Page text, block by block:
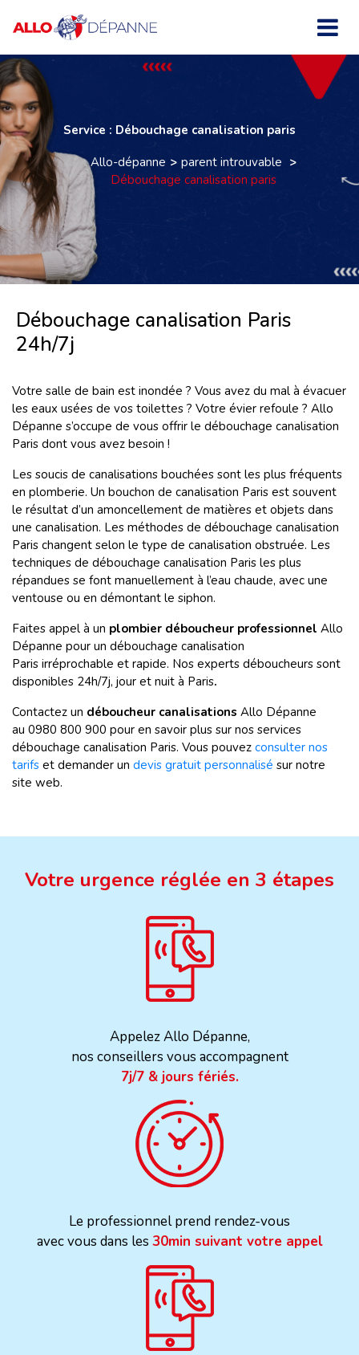
Service : Débouchage canalisation paris
Allo-dépanne
parent introuvable
Débouchage canalisation paris
Débouchage canalisation Paris
24h/7j
Votre salle de bain est inondée ? Vous avez du mal à évacuer
les eaux usées de vos toilettes ? Votre évier refoule ? Allo
Dépanne s’occupe de vous offrir le débouchage canalisation
Paris dont vous avez besoin !
Les soucis de canalisations bouchées sont les plus fréquents
en plomberie. Un bouchon de canalisation Paris est souvent
le résultat d’un amoncellement de matières et objets dans
une canalisation. Les méthodes de débouchage canalisation
Paris changent selon le type de canalisation obstruée. Les
techniques de débouchage canalisation Paris les plus
répandues se font manuellement à l’eau chaude, avec une
ventouse ou en démontant le siphon.
Faites appel à un plombier déboucheur professionnel Allo
Dépanne pour un débouchage canalisation
Paris irréprochable et rapide. Nos experts déboucheurs sont
disponibles 24h/7j, jour et nuit à Paris.
Contactez un déboucheur canalisations Allo Dépanne
au 0980 800 900 pour en savoir plus sur nos services
débouchage canalisation Paris. Vous pouvez consulter nos
tarifs et demander un devis gratuit personnalisé sur notre
site web.
Votre urgence réglée en 3 étapes
Appelez Allo Dépanne,
nos conseillers vous accompagnent
7j/7 & jours fériés.
Le professionnel prend rendez-vous
avec vous dans les 30min suivant votre appel